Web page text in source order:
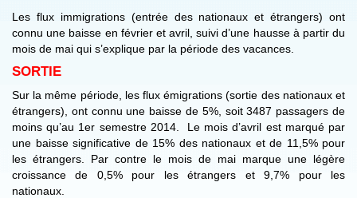
Les flux immigrations (entrée des nationaux et étrangers) ont
connu une baisse en février et avril, suivi d’une hausse à partir du
mois de mai qui s’explique par la période des vacances.
SORTIE
Sur la même période, les flux émigrations (sortie des nationaux et
étrangers), ont connu une baisse de 5%, soit 3487 passagers de
moins qu’au 1er semestre 2014. Le mois d’avril est marqué par
une baisse significative de 15% des nationaux et de 11,5% pour
les étrangers. Par contre le mois de mai marque une légère
croissance de 0,5% pour les étrangers et 9,7% pour les
nationaux.